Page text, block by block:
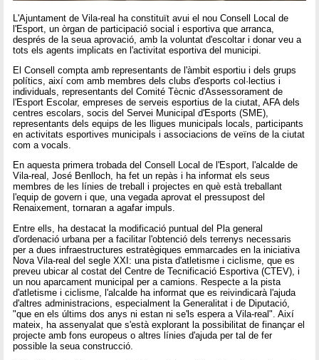
L'Ajuntament de Vila-real ha constituït avui el nou Consell Local de
l'Esport, un òrgan de participació social i esportiva que arranca,
després de la seua aprovació, amb la voluntat d'escoltar i donar veu a
tots els agents implicats en l'activitat esportiva del municipi.
El Consell compta amb representants de l'àmbit esportiu i dels grups
polítics, així com amb membres dels clubs d'esports col·lectius i
individuals, representants del Comité Tècnic d'Assessorament de
l'Esport Escolar, empreses de serveis esportius de la ciutat, AFA dels
centres escolars, socis del Servei Municipal d'Esports (SME),
representants dels equips de les lligues municipals locals, participants
en activitats esportives municipals i associacions de veïns de la ciutat
com a vocals.
En aquesta primera trobada del Consell Local de l'Esport, l'alcalde de
Vila-real, José Benlloch, ha fet un repàs i ha informat els seus
membres de les línies de treball i projectes en què està treballant
l'equip de govern i que, una vegada aprovat el pressupost del
Renaixement, tornaran a agafar impuls.
Entre ells, ha destacat la modificació puntual del Pla general
d'ordenació urbana per a facilitar l'obtenció dels terrenys necessaris
per a dues infraestructures estratègiques emmarcades en la iniciativa
Nova Vila-real del segle XXI: una pista d'atletisme i ciclisme, que es
preveu ubicar al costat del Centre de Tecnificació Esportiva (CTEV), i
un nou aparcament municipal per a camions. Respecte a la pista
d'atletisme i ciclisme, l'alcalde ha informat que es reivindicarà l'ajuda
d'altres administracions, especialment la Generalitat i de Diputació,
"que en els últims dos anys ni estan ni se'ls espera a Vila-real". Així
mateix, ha assenyalat que s'està explorant la possibilitat de finançar el
projecte amb fons europeus o altres línies d'ajuda per tal de fer
possible la seua construcció.